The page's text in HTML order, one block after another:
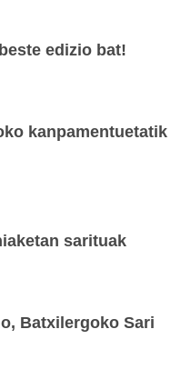
edizio bat!
kanpamentuetatik
sarituak
Batxilergoko Sari